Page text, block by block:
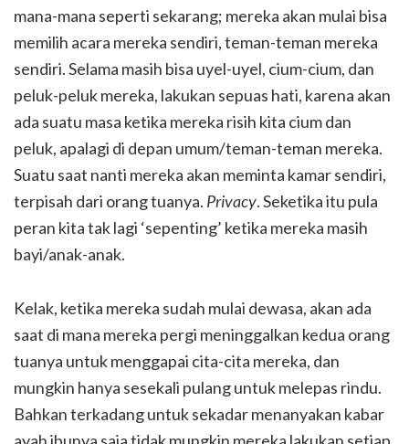
mana-mana seperti sekarang; mereka akan mulai bisa
memilih acara mereka sendiri, teman-teman mereka
sendiri. Selama masih bisa uyel-uyel, cium-cium, dan
peluk-peluk mereka, lakukan sepuas hati, karena akan
ada suatu masa ketika mereka risih kita cium dan
peluk, apalagi di depan umum/teman-teman mereka.
Suatu saat nanti mereka akan meminta kamar sendiri,
terpisah dari orang tuanya. Privacy. Seketika itu pula
peran kita tak lagi ‘sepenting’ ketika mereka masih
bayi/anak-anak.
Kelak, ketika mereka sudah mulai dewasa, akan ada
saat di mana mereka pergi meninggalkan kedua orang
tuanya untuk menggapai cita-cita mereka, dan
mungkin hanya sesekali pulang untuk melepas rindu.
Bahkan terkadang untuk sekadar menanyakan kabar